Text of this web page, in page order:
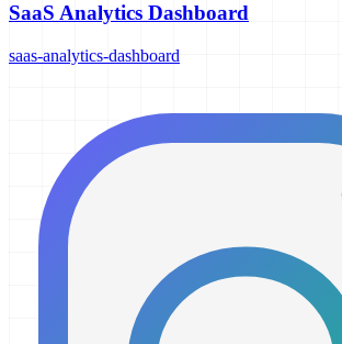
SaaS Analytics Dashboard
saas-analytics-dashboard